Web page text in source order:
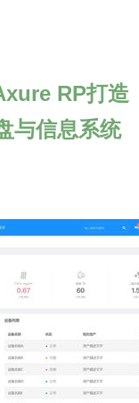
RP打造
与信息系统